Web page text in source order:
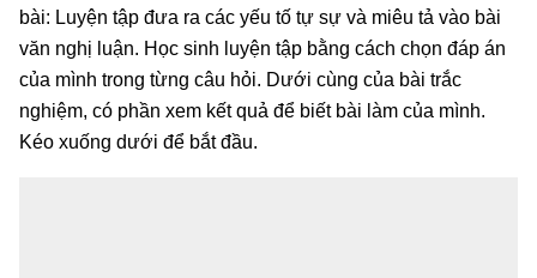
bài: Luyện tập đưa ra các yếu tố tự sự và miêu tả vào bài
văn nghị luận. Học sinh luyện tập bằng cách chọn đáp án
của mình trong từng câu hỏi. Dưới cùng của bài trắc
nghiệm, có phần xem kết quả để biết bài làm của mình.
Kéo xuống dưới để bắt đầu.